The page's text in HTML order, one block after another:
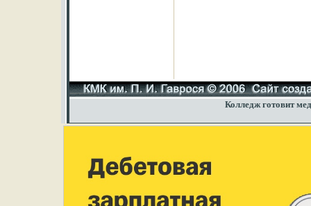
Колледж готовит